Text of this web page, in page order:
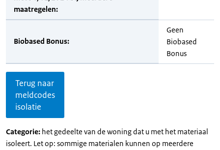
maatregelen:
Biobased Bonus:
Geen
Biobased
Bonus
Terug naar
meldcodes
isolatie
Categorie: het gedeelte van de woning dat u met het materiaal
isoleert. Let op: sommige materialen kunnen op meerdere